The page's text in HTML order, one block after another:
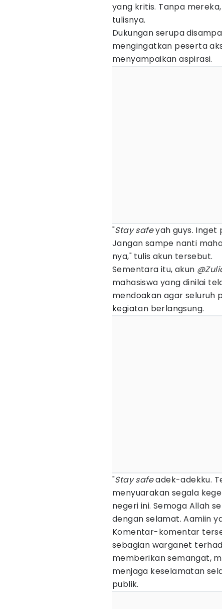
yang kritis. Tanpa
tulisnya.
Dukungan serupa
mengingatkan peserta
menyampaikan aspirasi.
"Stay safeyah guys. Inget
Jangan sampe nanti
nya," tulis akun tersebut.
Sementara itu, akun
mahasiswa yang dinilai
mendoakan agar seluruh
kegiatan berlangsung.
"Stay safeadek-adekku.
menyuarakan segala
negeri ini. Semoga Allah
dengan selamat. Aamiin
Komentar-komentar
sebagian warganet
memberikan semangat,
menjaga keselamatan
publik.